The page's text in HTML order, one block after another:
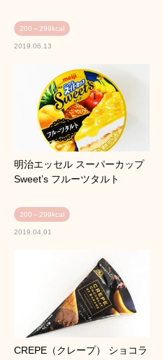
200～299kcal
2019.06.13
明治エッセル スーパーカップ
Sweet’s フルーツタルト
200～299kcal
2019.04.01
CREPE（クレープ） ショコラ